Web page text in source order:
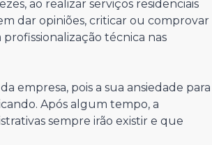
ao realizar serviços residenciais
dar opiniões, criticar ou comprovar
técnica nas
empresa, pois a sua ansiedade para
Após algum tempo, a
sempre irão existir e que